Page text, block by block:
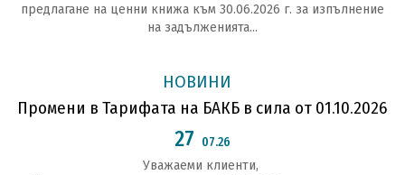
предлагане на ценни книжа към 30.06.2026 г. за изпълнение
на задълженията...
НОВИНИ
Промени в Тарифата на БАКБ в сила от 01.10.2026
27 07.26
Уважаеми клиенти,